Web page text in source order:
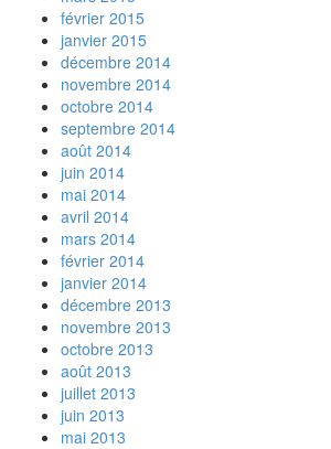
février 2015
janvier 2015
décembre 2014
novembre 2014
octobre 2014
septembre 2014
août 2014
juin 2014
mai 2014
avril 2014
mars 2014
février 2014
janvier 2014
décembre 2013
novembre 2013
octobre 2013
août 2013
juillet 2013
juin 2013
mai 2013